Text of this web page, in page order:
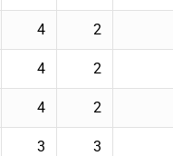
4 2
4 2
4 2
3 3